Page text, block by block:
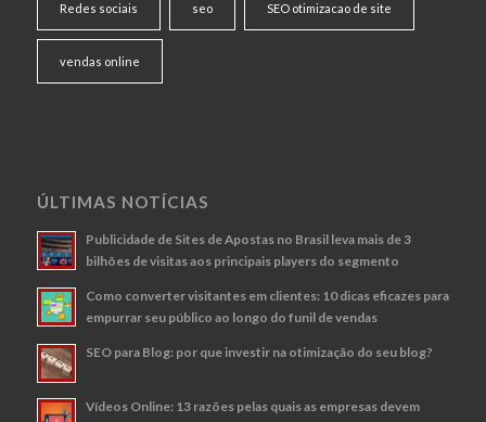
Redes sociais seo SEO otimizacao de site
vendas online
ÚLTIMAS NOTÍCIAS
Publicidade de Sites de Apostas no Brasil leva mais de 3
bilhões de visitas aos principais players do segmento
Como converter visitantes em clientes: 10 dicas eficazes para
empurrar seu público ao longo do funil de vendas
SEO para Blog: por que investir na otimização do seu blog?
Vídeos Online: 13 razões pelas quais as empresas devem